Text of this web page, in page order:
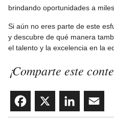
brindando oportunidades a
Si aún no eres parte de este
y descubre de qué manera
el talento y la excelencia en la
¡Comparte este
Facebook LinkedIn